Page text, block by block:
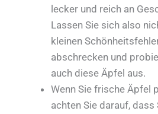
lecker und reich an
Lassen Sie sich also
kleinen
abschrecken und
auch diese Äpfel aus.
Wenn Sie frische Äpfel
achten Sie darauf, dass